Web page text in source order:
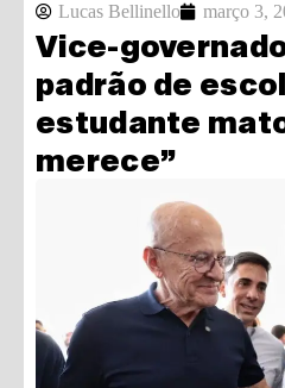
Lucas Bellinello março 3,
Vice-
padrão de
estudante
merece”